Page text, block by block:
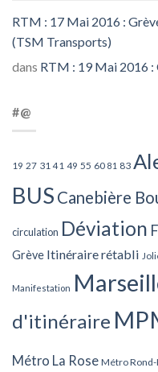
RTM : 17 Mai 2016 :
(TSM Transports)
dans RTM : 19 Mai 2016 :
#@
19 27 31 41 49 55 60 81 83
BUS Canebière
circulation Déviation
Grève Itinéraire rétabli
Manifestation
d'itinéraire
Métro La Rose Métro